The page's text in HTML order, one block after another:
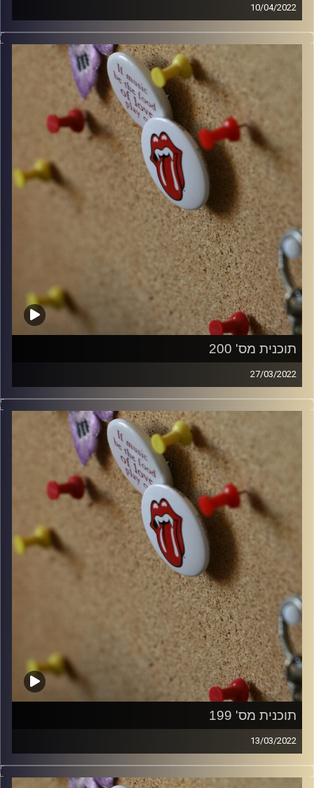
10/04/2022
קלאסיקות רוק עם אורן הוף.
włodi
תוכנית מס' 200
27/03/2022
קלאסיקות רוק עם אורן הוף.
קרדיט תמונות: włodi
תוכנית מס' 199
13/03/2022
קלאסיקות רוק עם אורן הוף.